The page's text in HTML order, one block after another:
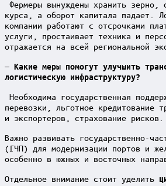
Фермеры вынуждены хранить зерно,
курса, а оборот капитала падает.
компании работают с отсрочками
услуги, простаивает техника и
отражается на всей региональной
— Какие меры помогут улучшить
логистическую инфраструктуру?
Необходима государственная
перевозки, льготное кредитование
и экспортеров, страхование рисков.
Важно развивать государственно-
(ГЧП) для модернизации портов и
особенно в южных и восточных
Отдельное внимание стоит уделить